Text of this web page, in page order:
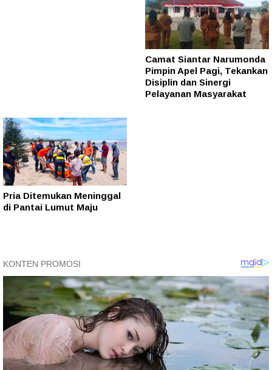
Camat Siantar Narumonda
Pimpin Apel Pagi, Tekankan
Disiplin dan Sinergi
Pelayanan Masyarakat
Pria Ditemukan Meninggal
di Pantai Lumut Maju